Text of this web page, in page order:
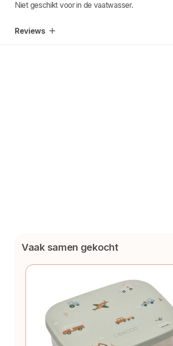
Niet geschikt voor in de vaatwasser.
Reviews
Vaak samen gekocht